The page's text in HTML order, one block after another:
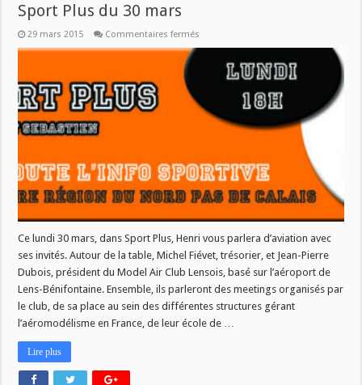
Sport Plus du 30 mars
29 mars 2015 Commentaires fermés
Ce lundi 30 mars, dans Sport Plus, Henri vous parlera d’aviation avec
ses invités. Autour de la table, Michel Fiévet, trésorier, et Jean-Pierre
Dubois, président du Model Air Club Lensois, basé sur l’aéroport de
Lens-Bénifontaine. Ensemble, ils parleront des meetings organisés par
le club, de sa place au sein des différentes structures gérant
l’aéromodélisme en France, de leur école de …
Lire plus